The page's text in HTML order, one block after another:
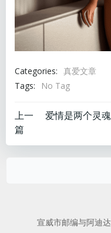
Categories: 真爱文章
Tags:
No Tag
文
章
上一
篇
宣威市邮编与阿迪